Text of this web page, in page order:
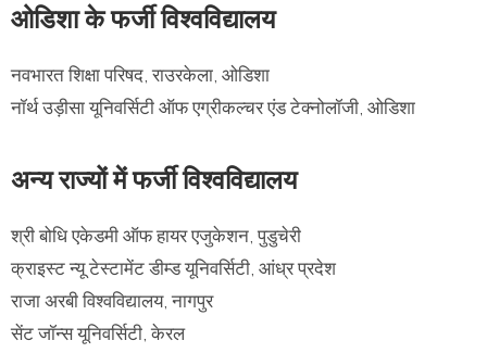
ओडिशा के फर्जी विश्वविद्यालय
नवभारत शिक्षा परिषद, राउरकेला, ओडिशा
नॉर्थ उड़ीसा यूनिवर्सिटी ऑफ एग्रीकल्चर एंड टेक्नोलॉजी, ओडिशा
अन्य राज्यों में फर्जी विश्वविद्यालय
श्री बोधि एकेडमी ऑफ हायर एजुकेशन, पुडुचेरी
क्राइस्ट न्यू टेस्टामेंट डीम्ड यूनिवर्सिटी, आंध्र प्रदेश
राजा अरबी विश्वविद्यालय, नागपुर
सेंट जॉन्स यूनिवर्सिटी, केरल